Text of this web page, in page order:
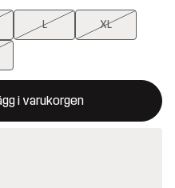
L XL
i varukorgen
modal som bekräftar en ny